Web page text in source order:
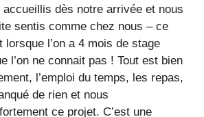
dès notre arrivée et nous
sentis comme chez nous – ce
lorsque l’on a 4 mois de stage
l’on ne connait pas ! Tout est bien
l’emploi du temps, les repas,
de rien et nous
ce projet. C’est une